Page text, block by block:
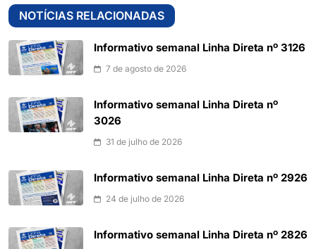
NOTÍCIAS RELACIONADAS
Informativo semanal Linha Direta nº 3126
7 de agosto de 2026
Informativo semanal Linha Direta nº
3026
31 de julho de 2026
Informativo semanal Linha Direta nº 2926
24 de julho de 2026
Informativo semanal Linha Direta nº 2826